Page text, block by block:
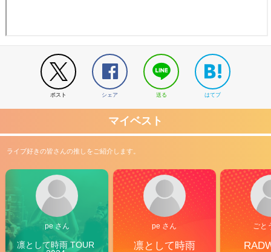
ポスト シェア 送る はてブ
マイベスト
ライブ好きの皆さんの推しをご紹介します。
pe さん
凛として時雨 TOUR
pe さん
凛として時雨
ごと